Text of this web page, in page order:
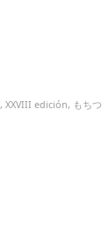
, XXVIII edición, もち